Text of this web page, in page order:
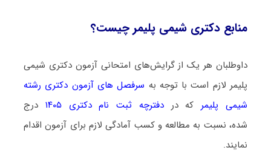
منابع دکتری شیمی پلیمر چیست؟
داوطلبان هر یک از گرایش‌های امتحانی آزمون دکتری شیمی
پلیمر لازم است با توجه به سرفصل های آزمون دکتری رشته
شیمی پلیمر که در دفترچه ثبت نام دکتری ۱۴۰۵
درج
شده، نسبت به مطالعه و کسب آمادگی لازم برای آزمون اقدام
نمایند.